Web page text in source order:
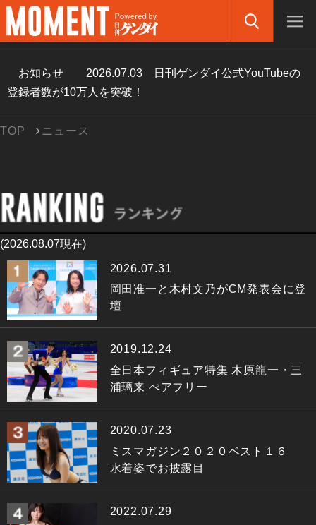
お知らせ 2026.07.03
日刊ゲンダイ公式YouTubeの
登録者数が10万人を突破！
TOP ニュース
(2026.08.07現在)
2026.07.31
岡田准一と木村文乃がCM発表会に登
壇
2019.12.24
全日本フィギュア特集 木原龍一・三
浦璃来 ぺアフリー
2020.07.23
ミスマガジン２０２０ベスト１６
水着姿でお披露目
2022.07.29